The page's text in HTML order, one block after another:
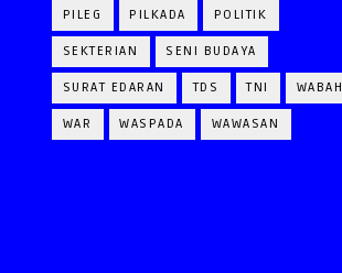
PILEG PILKADA POLITIK
SEKTERIAN SENI BUDAYA
SURAT EDARAN TDS TNI WABAH
WAR WASPADA WAWASAN